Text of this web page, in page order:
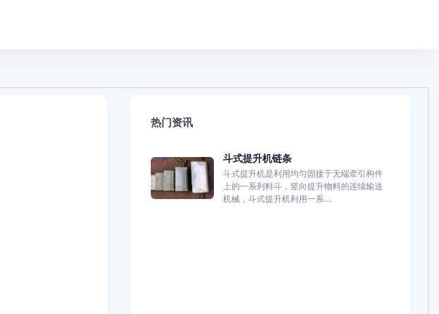
热门资讯
斗式提升机链条
斗式提升机是利用均匀固接于无端牵引构件
上的一系列料斗，竖向提升物料的连续输送
机械，斗式提升机利用一系...